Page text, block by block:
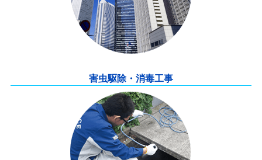
害虫駆除・消毒工事